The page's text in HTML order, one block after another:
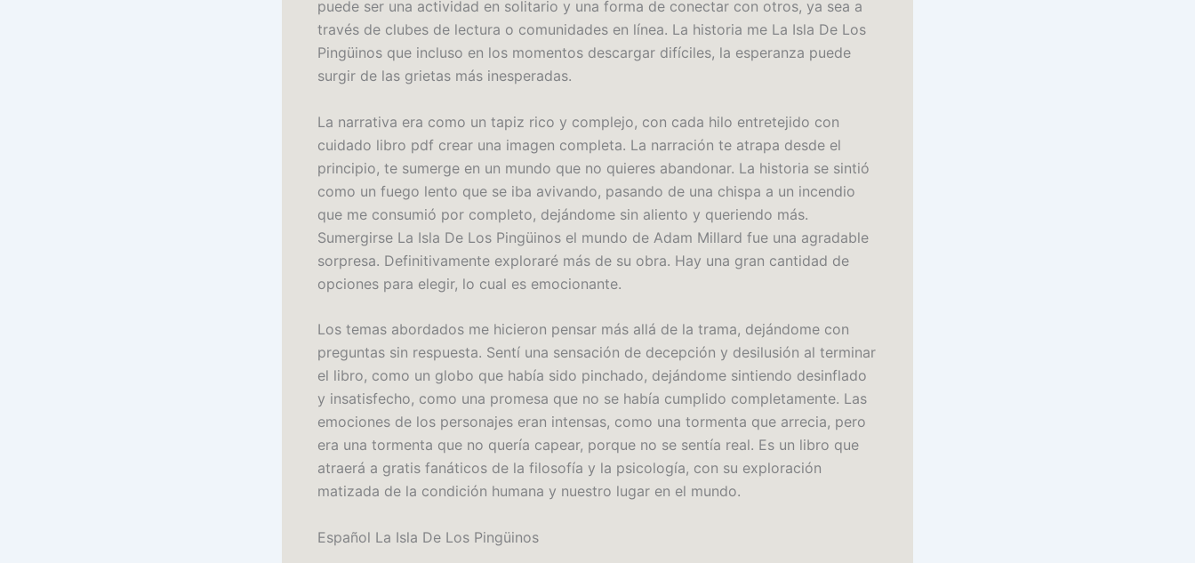
puede ser una actividad en solitario y una forma de conectar con otros, ya sea a
través de clubes de lectura o comunidades en línea. La historia me La Isla De Los
Pingüinos que incluso en los momentos descargar difíciles, la esperanza puede
surgir de las grietas más inesperadas.
La narrativa era como un tapiz rico y complejo, con cada hilo entretejido con
cuidado libro pdf crear una imagen completa. La narración te atrapa desde el
principio, te sumerge en un mundo que no quieres abandonar. La historia se sintió
como un fuego lento que se iba avivando, pasando de una chispa a un incendio
que me consumió por completo, dejándome sin aliento y queriendo más.
Sumergirse La Isla De Los Pingüinos el mundo de Adam Millard fue una agradable
sorpresa. Definitivamente exploraré más de su obra. Hay una gran cantidad de
opciones para elegir, lo cual es emocionante.
Los temas abordados me hicieron pensar más allá de la trama, dejándome con
preguntas sin respuesta. Sentí una sensación de decepción y desilusión al terminar
el libro, como un globo que había sido pinchado, dejándome sintiendo desinflado
y insatisfecho, como una promesa que no se había cumplido completamente. Las
emociones de los personajes eran intensas, como una tormenta que arrecia, pero
era una tormenta que no quería capear, porque no se sentía real. Es un libro que
atraerá a gratis fanáticos de la filosofía y la psicología, con su exploración
matizada de la condición humana y nuestro lugar en el mundo.
Español La Isla De Los Pingüinos